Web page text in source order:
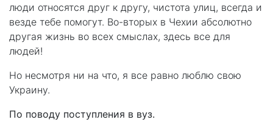
люди относятся друг к другу, чистота улиц, всегда и
везде тебе помогут. Во-вторых в Чехии абсолютно
другая жизнь во всех смыслах, здесь все для
людей!
Но несмотря ни на что, я все равно люблю свою
Украину.
По поводу поступления в вуз.